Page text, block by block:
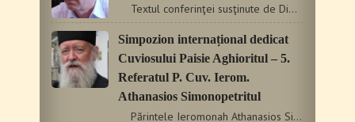
Textul conferinţei susţinute de Dimitrios Țelenghidis,…
Simpozion internațional dedicat
Cuviosului Paisie Aghioritul – 5.
Referatul P. Cuv. Ierom.
Athanasios Simonopetritul
Părintele Ieromonah Athanasios Simonopetritul,…